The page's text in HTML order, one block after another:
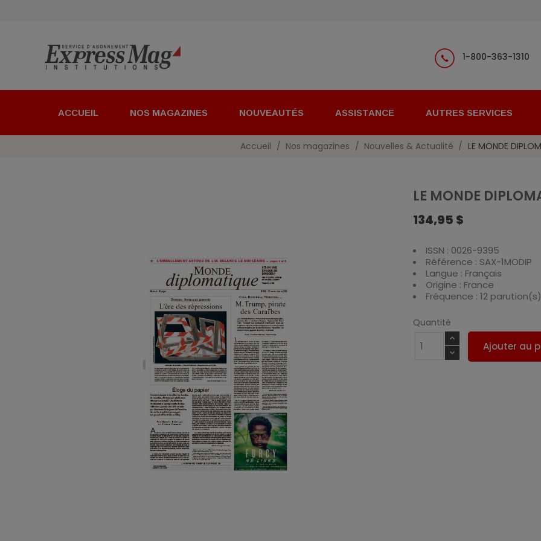
1-800-363-1310
ACCUEIL NOS MAGAZINES NOUVEAUTÉS ASSISTANCE AUTRES SERVICES
Accueil Nos magazines Nouvelles & Actualité LE MONDE
LE MONDE
134,95 $
ISSN : 0026-9395
Référence : SAX-1MODIP
Langue : Français
Origine : France
Fréquence : 12 parution(s)
Quantité
Ajouter au